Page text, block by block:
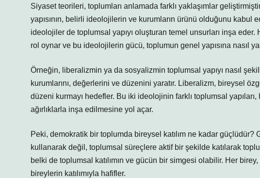
Siyaset teorileri, toplumları anlamada farklı yaklaşımlar
yapısının, belirli ideolojilerin ve kurumların ürünü olduğunu kabul
ideolojiler de toplumsal yapıyı oluşturan temel unsurları inşa
rol oynar ve bu ideolojilerin gücü, toplumun genel yapısına nasıl
Örneğin, liberalizmin ya da sosyalizmin toplumsal yapıyı nasıl
kurumlarını, değerlerini ve düzenini yaratır. Liberalizm, bireysel
düzeni kurmayı hedefler. Bu iki ideolojinin farklı toplumsal yapıları,
ağırlıklarla inşa edilmesine yol açar.
Peki, demokratik bir toplumda bireysel katılım ne kadar
kullanarak değil, toplumsal süreçlere aktif bir şekilde katılarak
belki de toplumsal katılımın ve gücün bir simgesi olabilir. Her
bireylerin katılımıyla hafifler.